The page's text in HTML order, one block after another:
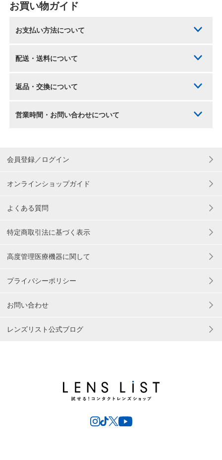
お買い物ガイド
お支払い方法について
配送・送料について
返品・交換について
営業時間・お問い合わせについて
会員登録／ログイン
オンラインショップガイド
よくある質問
特定商取引法に基づく表示
高度管理医療機器に関して
プライバシーポリシー
お問い合わせ
レンズリスト公式ブログ